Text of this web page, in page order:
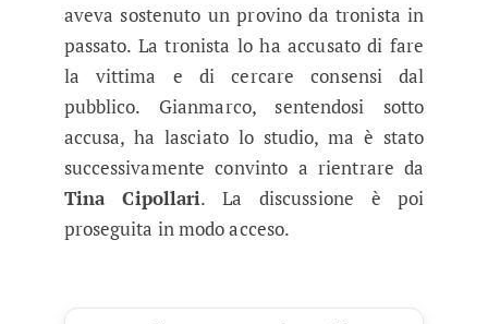
aveva sostenuto un provino da tronista in
passato. La tronista lo ha accusato di fare
la vittima e di cercare consensi dal
pubblico. Gianmarco, sentendosi sotto
accusa, ha lasciato lo studio, ma è stato
successivamente convinto a rientrare da
Tina Cipollari. La discussione è poi
proseguita in modo acceso.